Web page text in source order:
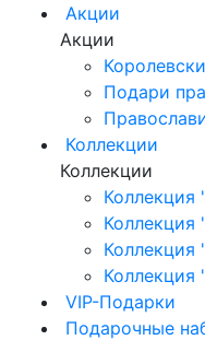
Акции
Акции
Подари
Коллекции
Коллекции
Коллекция
Коллекция
Коллекция
Коллекция
VIP-Подарки
Подарочные